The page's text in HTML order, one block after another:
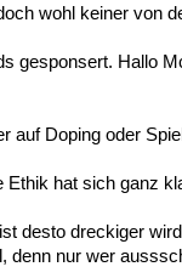
wohl keiner von
gesponsert. Hallo
auf Doping oder
hat sich ganz
desto dreckiger
denn nur wer